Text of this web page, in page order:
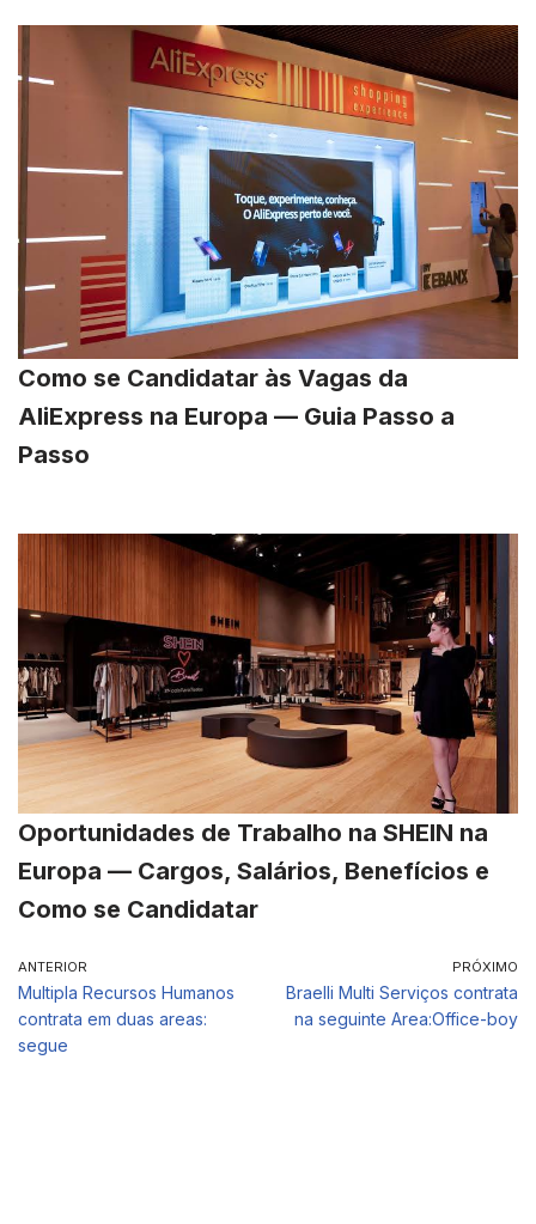
Como se Candidatar às Vagas da
AliExpress na Europa — Guia Passo a
Passo
Oportunidades de Trabalho na SHEIN na
Europa — Cargos, Salários, Benefícios e
Como se Candidatar
ANTERIOR
Multipla Recursos Humanos
contrata em duas areas:
segue
PRÓXIMO
Braelli Multi Serviços contrata
na seguinte Area:Office-boy